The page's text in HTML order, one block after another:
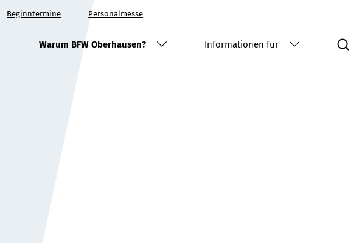
Beginntermine Personalmesse
Warum BFW Oberhausen? Informationen für